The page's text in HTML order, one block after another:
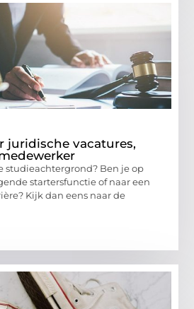
juridische vacatures,
studieachtergrond? Ben je op
startersfunctie of naar een
Kijk dan eens naar de